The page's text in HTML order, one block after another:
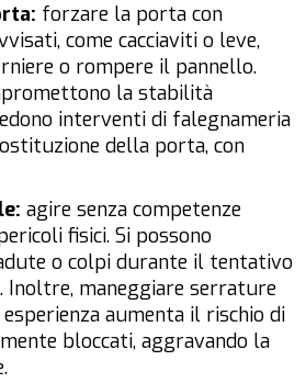
forzare la porta con
come cacciaviti o leve,
o rompere il pannello.
la stabilità
interventi di falegnameria
della porta, con
agire senza competenze
fisici. Si possono
o colpi durante il tentativo
Inoltre, maneggiare serrature
aumenta il rischio di
bloccati, aggravando la